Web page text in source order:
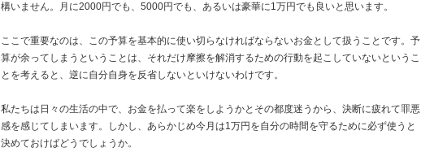
構いません。月に2000円でも、5000円でも、あるいは豪華に1万円でも良いと思います。
ここで重要なのは、この予算を基本的に使い切らなければならないお金として扱うことです。予
算が余ってしまうということは、それだけ摩擦を解消するための行動を起こしていないというこ
とを考えると、逆に自分自身を反省しないといけないわけです。
私たちは日々の生活の中で、お金を払って楽をしようかとその都度迷うから、決断に疲れて罪悪
感を感じてしまいます。しかし、あらかじめ今月は1万円を自分の時間を守るために必ず使うと
決めておけばどうでしょうか。